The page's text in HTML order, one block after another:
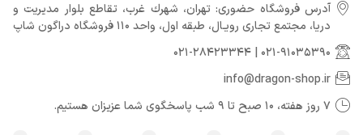
آدرس فروشگاه حضوری: تهران، شهرك غرب، تقاطع بلوار مدیریت و
دريا، مجتمع تجارى رويـال، طبقه اول، واحد 110 فروشگاه دراگون شاپ
021-91035390
021-28423344
info@dragon-shop.ir
7 روز هفته، 10 صبح تا 9 شب پاسخگوی شما عزیزان هستیم.